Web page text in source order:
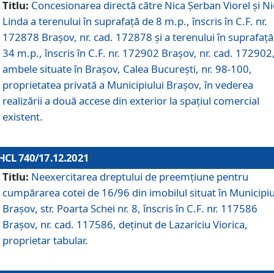
Titlu: Concesionarea directă către Nica Șerban Viorel și
Linda a terenului în suprafață de 8 m.p., înscris în C.F. nr.
172878 Brașov, nr. cad. 172878 și a terenului în
34 m.p., înscris în C.F. nr. 172902 Brașov, nr. cad.
ambele situate în Brașov, Calea București, nr. 98-100,
proprietatea privată a Municipiului Brașov, în vederea
realizării a două accese din exterior la spațiul comercial
existent.
740/17.12.2021
Titlu: Neexercitarea dreptului de preemţiune pentru
cumpărarea cotei de 16/96 din imobilul situat în
Braşov, str. Poarta Schei nr. 8, înscris în C.F. nr. 117586
Brașov, nr. cad. 117586, deținut de Lazariciu Viorica,
proprietar tabular.